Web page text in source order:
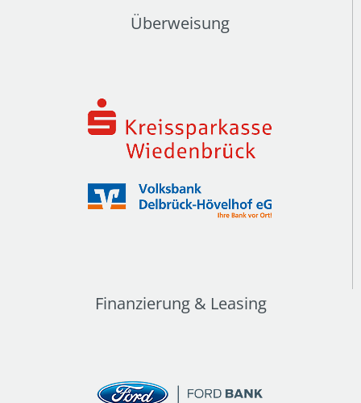
Überweisung
Finanzierung & Leasing